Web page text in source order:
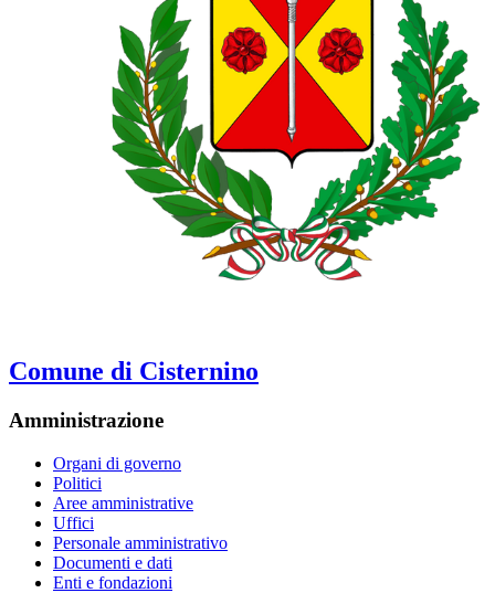
Comune di Cisternino
Amministrazione
Organi di governo
Politici
Aree amministrative
Uffici
Personale amministrativo
Documenti e dati
Enti e fondazioni